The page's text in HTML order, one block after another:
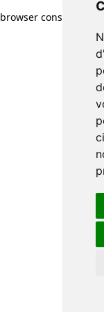
browser console for